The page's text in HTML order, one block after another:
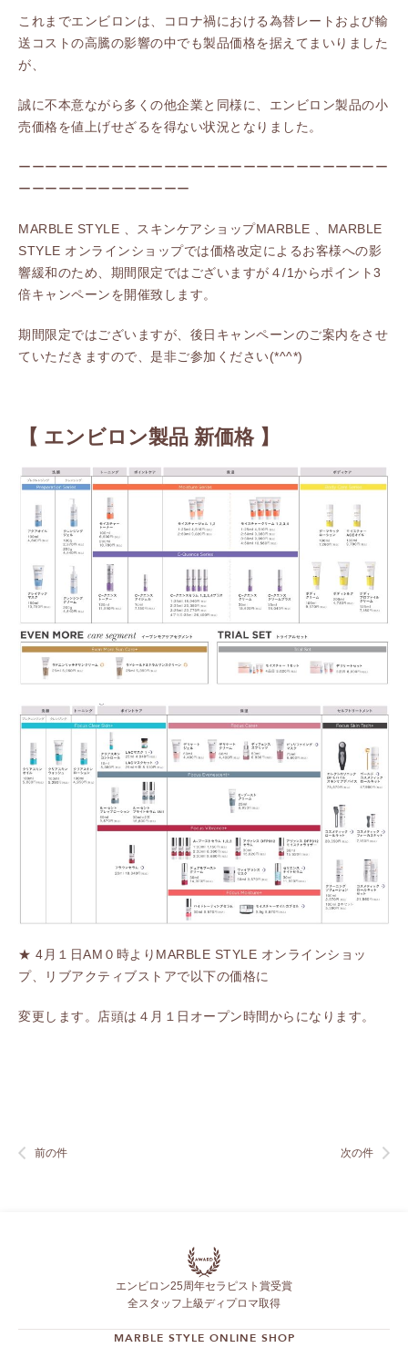
これまでエンビロンは、コロナ禍における為替レートおよび輸
送コストの高騰の影響の中でも製品価格を据えてまいりました
が、
誠に不本意ながら多くの他企業と同様に、エンビロン製品の小
売価格を値上げせざるを得ない状況となりました。
ーーーーーーーーーーーーーーーーーーーーーーーーーーーー
ーーーーーーーーーーーーー
MARBLE STYLE 、スキンケアショップMARBLE 、MARBLE
STYLE オンラインショップでは価格改定によるお客様への影
響緩和のため、期間限定ではございますが４/1からポイント3
倍キャンペーンを開催致します。
期間限定ではございますが、後日キャンペーンのご案内をさせ
ていただきますので、是非ご参加ください(*^^*)
【 エンビロン製品 新価格 】
★ 4月１日AM０時よりMARBLE STYLE オンラインショッ
プ、リブアクティブストアで以下の価格に
変更します。店頭は４月１日オープン時間からになります。
前の件 次の件
エンビロン25周年セラピスト賞受賞
全スタッフ上級ディプロマ取得
MARBLE STYLE ONLINE SHOP